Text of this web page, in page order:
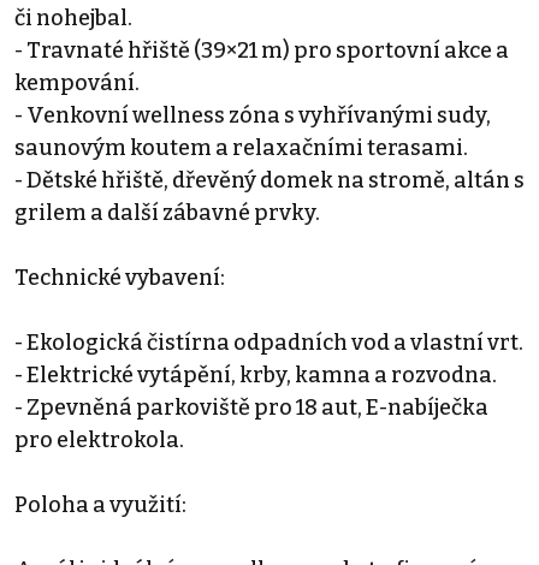
či nohejbal.
- Travnaté hřiště (39×21 m) pro sportovní akce a
kempování.
- Venkovní wellness zóna s vyhřívanými sudy,
saunovým koutem a relaxačními terasami.
- Dětské hřiště, dřevěný domek na stromě, altán s
grilem a další zábavné prvky.
Technické vybavení:
- Ekologická čistírna odpadních vod a vlastní vrt.
- Elektrické vytápění, krby, kamna a rozvodna.
- Zpevněná parkoviště pro 18 aut, E-nabíječka
pro elektrokola.
Poloha a využití: